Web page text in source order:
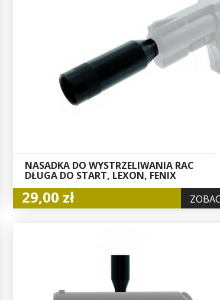
NASADKA DO WYSTRZELIWANIA RAC
DŁUGA DO START, LEXON, FENIX
29,00 zł